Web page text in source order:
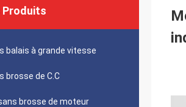
Produits
balais à grande vitesse
brosse de C.C
brosse de moteur